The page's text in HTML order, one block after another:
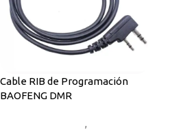
Cable RIB de Programación
BAOFENG DMR
,